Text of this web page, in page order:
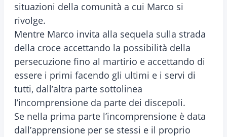
situazioni della comunità a cui Marco si
rivolge.
Mentre Marco invita alla sequela sulla strada
della croce accettando la possibilità della
persecuzione fino al martirio e accettando di
essere i primi facendo gli ultimi e i servi di
tutti, dall’altra parte sottolinea
l’incomprensione da parte dei discepoli.
Se nella prima parte l’incomprensione è data
dall’apprensione per se stessi e il proprio